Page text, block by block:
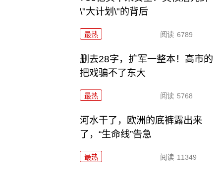
\"大计划\"的背后
最热 阅读 6789
删去28字，扩军一整本！高市的
把戏骗不了东大
最热 阅读 5768
河水干了，欧洲的底裤露出来
了，“生命线”告急
最热 阅读 11349